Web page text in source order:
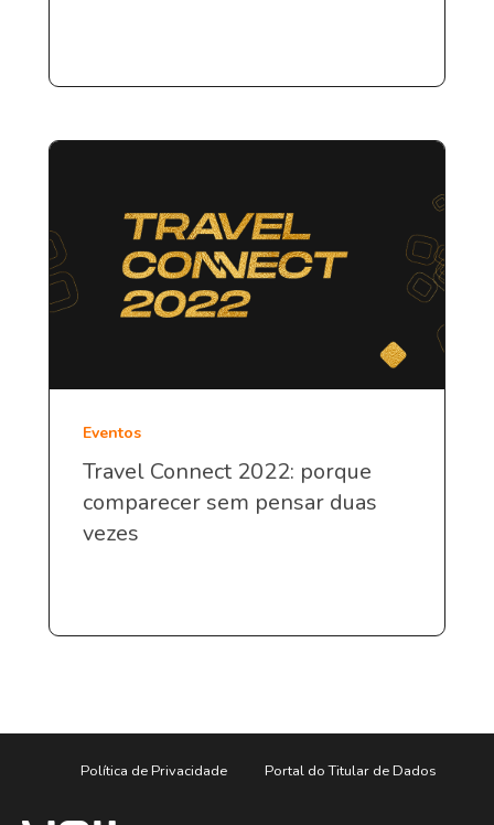
Eventos
Travel Connect 2022: porque
comparecer sem pensar duas
vezes
Política de Privacidade Portal do Titular de Dados